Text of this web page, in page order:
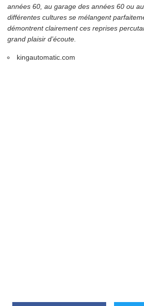
années 60, au garage des années 60 ou
différentes cultures se mélangent
démontrent clairement ces reprises
grand plaisir d’écoute.
kingautomatic.com